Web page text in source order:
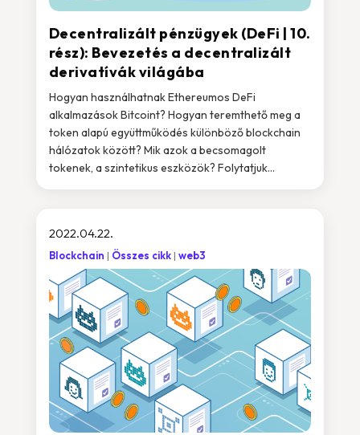
Decentralizált pénzügyek (DeFi | 10.
rész): Bevezetés a decentralizált
derivatívák világába
Hogyan használhatnak Ethereumos DeFi
alkalmazások Bitcoint? Hogyan teremthető meg a
token alapú együttműködés különböző blockchain
hálózatok között? Mik azok a becsomagolt
tokenek, a szintetikus eszközök? Folytatjuk...
2022.04.22.
Blockchain Összes cikk web3